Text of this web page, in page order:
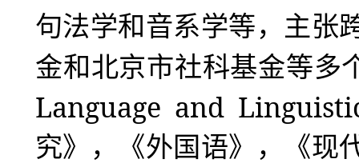
句法学和音系学等，主张
金和北京市社科基金等多
Language and
究》，《外国语》，《现